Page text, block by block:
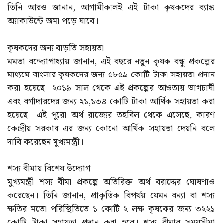
তিনি আরও জানান, আগামীকালই এই টাকা কৃষকদের ব্যাঙ্ক
অ্যাকাউন্টে জমা পড়ে যাবে।
কৃষকদের জন্য বাড়তি সহায়তা
মমতা বন্দ্যোপাধ্যায় জানান, এই বছরে নতুন কৃষক বন্ধু প্রকল্পের
মাধ্যমে বাংলার কৃষকদের জন্য ৫৮৫৯ কোটি টাকা সহায়তা প্রদান
করা হয়েছে। ২০১৯ সাল থেকে এই প্রকল্পের আওতায় ভাগচাষী
এবং বর্গাদারদের জন্য ২১,১৩৪ কোটি টাকা আর্থিক সহায়তা করা
হয়েছে। এই পুরো অর্থ রাজ্যের তহবিল থেকে এসেছে, কারণ
কেন্দ্রীয় সরকার এর জন্য কোনো আর্থিক সহায়তা দেয়নি বলে
দাবি করেছেন মুখ্যমন্ত্রী।
শস্য বীমায় বিশেষ উদ্যোগ
মুখ্যমন্ত্রী শস্য বীমা প্রকল্পে অতিরিক্ত অর্থ বরাদ্দের ঘোষণাও
করেছেন। তিনি জানান, প্রাকৃতিক বিপর্যয় যেমন বন্যা বা শস্য
ক্ষতির মতো পরিস্থিতিতে ১ কোটি ২ লক্ষ কৃষকের জন্য ৩২২১